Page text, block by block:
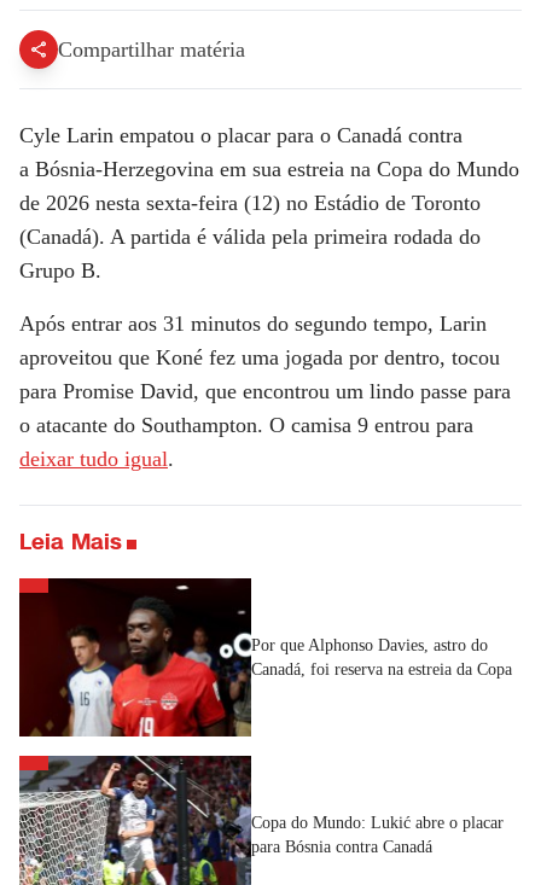
Compartilhar matéria
Cyle Larin empatou o placar para o Canadá contra
a Bósnia-Herzegovina em sua estreia na Copa do Mundo
de 2026 nesta sexta-feira (12) no Estádio de Toronto
(Canadá). A partida é válida pela primeira rodada do
Grupo B.
Após entrar aos 31 minutos do segundo tempo, Larin
aproveitou que Koné fez uma jogada por dentro, tocou
para Promise David, que encontrou um lindo passe para
o atacante do Southampton. O camisa 9 entrou para
deixar tudo igual.
Leia Mais
Por que Alphonso Davies, astro do
Canadá, foi reserva na estreia da Copa
Copa do Mundo: Lukić abre o placar
para Bósnia contra Canadá